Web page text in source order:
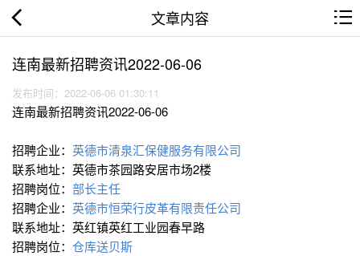
文章内容
连南最新招聘资讯2022-06-06
发布时间：2022-06-06 01:30:11
连南最新招聘资讯2022-06-06
招聘企业： 英德市清泉汇保健服务有限公司
联系地址：英德市茶园路安居市场2楼
招聘岗位： 部长主任
招聘企业： 英德市恒荣行皮革有限责任公司
联系地址：英红镇英红工业园春早路
招聘岗位： 仓库送贝斯